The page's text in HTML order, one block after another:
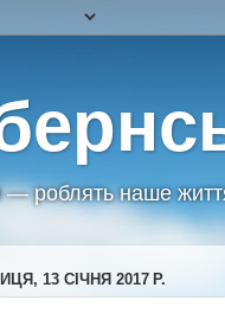
роблять наше
13 СІЧНЯ 2017 Р.